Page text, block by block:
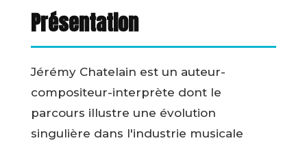
Présentation
Jérémy Chatelain est un auteur-
compositeur-interprète dont le
parcours illustre une évolution
singulière dans l'industrie musicale